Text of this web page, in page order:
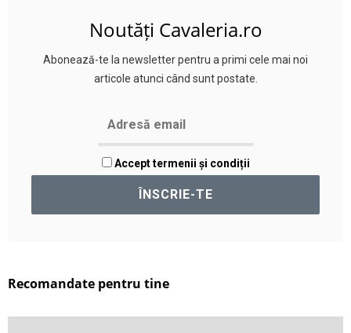
Noutăți Cavaleria.ro
Abonează-te la newsletter pentru a primi cele mai noi
articole atunci când sunt postate.
Accept termenii și condiții
Recomandate pentru tine